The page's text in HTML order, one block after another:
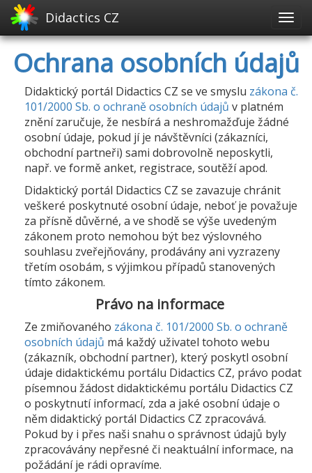
Didactics CZ
Ochrana osobních údajů
Didaktický portál Didactics CZ se ve smyslu zákona č.
101/2000 Sb. o ochraně osobních údajů v platném
znění zaručuje, že nesbírá a neshromažďuje žádné
osobní údaje, pokud jí je návštěvníci (zákazníci,
obchodní partneři) sami dobrovolně neposkytli,
např. ve formě anket, registrace, soutěží apod.
Didaktický portál Didactics CZ se zavazuje chránit
veškeré poskytnuté osobní údaje, neboť je považuje
za přísně důvěrné, a ve shodě se výše uvedeným
zákonem proto nemohou být bez výslovného
souhlasu zveřejňovány, prodávány ani vyzrazeny
třetím osobám, s výjimkou případů stanovených
tímto zákonem.
Právo na informace
Ze zmiňovaného zákona č. 101/2000 Sb. o ochraně
osobních údajů má každý uživatel tohoto webu
(zákazník, obchodní partner), který poskytl osobní
údaje didaktickému portálu Didactics CZ, právo podat
písemnou žádost didaktickému portálu Didactics CZ
o poskytnutí informací, zda a jaké osobní údaje o
něm didaktický portál Didactics CZ zpracovává.
Pokud by i přes naši snahu o správnost údajů byly
zpracovávány nepřesné či neaktuální informace, na
požádání je rádi opravíme.